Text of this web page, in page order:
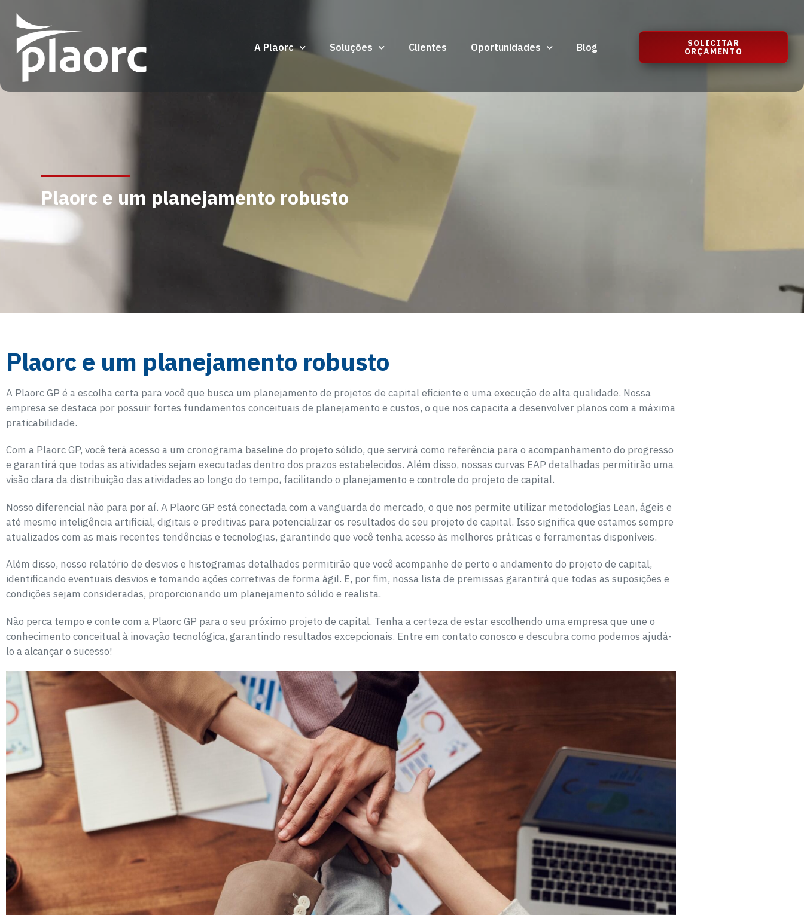
A Plaorc Soluções Clientes Oportunidades Blog SOLICITAR
ORÇAMENTO
Plaorc e um planejamento robusto
Plaorc e um planejamento robusto
A Plaorc GP é a escolha certa para você que busca um planejamento de projetos de capital eficiente e uma execução de alta qualidade. Nossa
empresa se destaca por possuir fortes fundamentos conceituais de planejamento e custos, o que nos capacita a desenvolver planos com a máxima
praticabilidade.
Com a Plaorc GP, você terá acesso a um cronograma baseline do projeto sólido, que servirá como referência para o acompanhamento do progresso
e garantirá que todas as atividades sejam executadas dentro dos prazos estabelecidos. Além disso, nossas curvas EAP detalhadas permitirão uma
visão clara da distribuição das atividades ao longo do tempo, facilitando o planejamento e controle do projeto de capital.
Nosso diferencial não para por aí. A Plaorc GP está conectada com a vanguarda do mercado, o que nos permite utilizar metodologias Lean, ágeis e
até mesmo inteligência artificial, digitais e preditivas para potencializar os resultados do seu projeto de capital. Isso significa que estamos sempre
atualizados com as mais recentes tendências e tecnologias, garantindo que você tenha acesso às melhores práticas e ferramentas disponíveis.
Além disso, nosso relatório de desvios e histogramas detalhados permitirão que você acompanhe de perto o andamento do projeto de capital,
identificando eventuais desvios e tomando ações corretivas de forma ágil. E, por fim, nossa lista de premissas garantirá que todas as suposições e
condições sejam consideradas, proporcionando um planejamento sólido e realista.
Não perca tempo e conte com a Plaorc GP para o seu próximo projeto de capital. Tenha a certeza de estar escolhendo uma empresa que une o
conhecimento conceitual à inovação tecnológica, garantindo resultados excepcionais. Entre em contato conosco e descubra como podemos ajudá-
lo a alcançar o sucesso!